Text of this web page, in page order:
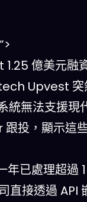
億美元融
Upvest 突
無法支援
投，顯示這
已處理超過
直接透過 API